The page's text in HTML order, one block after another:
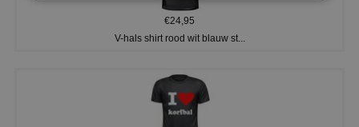
€24,95
V-hals shirt rood wit blauw st...